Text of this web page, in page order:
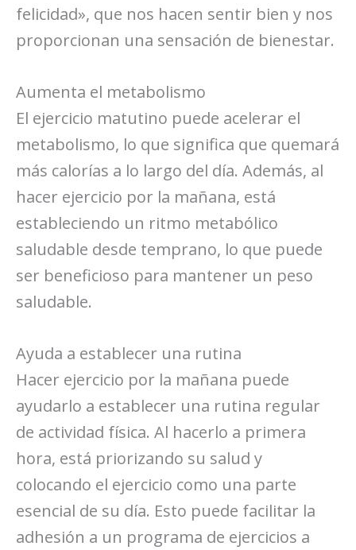
felicidad», que nos hacen sentir bien y nos
proporcionan una sensación de bienestar.
Aumenta el metabolismo
El ejercicio matutino puede acelerar el
metabolismo, lo que significa que quemará
más calorías a lo largo del día. Además, al
hacer ejercicio por la mañana, está
estableciendo un ritmo metabólico
saludable desde temprano, lo que puede
ser beneficioso para mantener un peso
saludable.
Ayuda a establecer una rutina
Hacer ejercicio por la mañana puede
ayudarlo a establecer una rutina regular
de actividad física. Al hacerlo a primera
hora, está priorizando su salud y
colocando el ejercicio como una parte
esencial de su día. Esto puede facilitar la
adhesión a un programa de ejercicios a